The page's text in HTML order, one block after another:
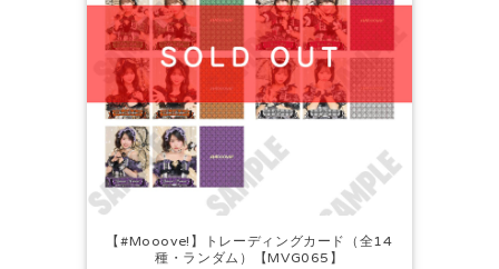
【#Mooove!】トレーディングカード（全14
種・ランダム）【MVG065】